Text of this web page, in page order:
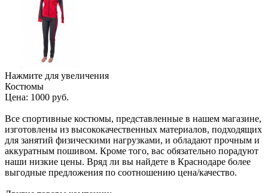
Нажмите для увеличения
Костюмы
Цена: 1000 руб.
Все спортивные костюмы, представленные в нашем магазине,
изготовлены из высококачественных материалов, подходящих
для занятий физическими нагрузками, и обладают прочным и
аккуратным пошивом. Кроме того, вас обязательно порадуют
наши низкие цены. Вряд ли вы найдете в Краснодаре более
выгодные предложения по соотношению цена/качество.